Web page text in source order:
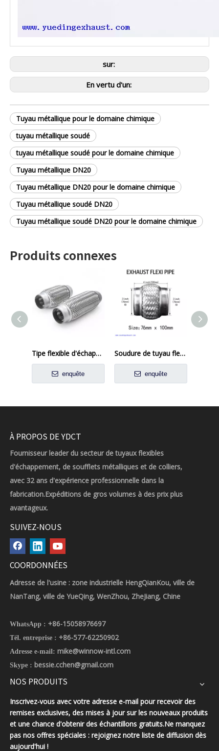
sur:
En vertu d'un:
Tuyau métallique pour le domaine chimique
tuyau métallique soudé
tuyau métallique soudé pour le domaine chimique
Tuyau métallique DN20
Tuyau métallique DN20 pour le domaine chimique
Tuyau métallique soudé DN20
Tuyau métallique soudé DN20 pour le domaine chimique
Produits connexes
Tipe flexible d'échappement à tresse intérieure pour les applications automobiles
enquête
Soudure de tuyau flexi d'échappement sur la réparation du tube flexible du joint flexible 76 mm x 100 mm
enquête
À PROPOS DE YDCT
Fournisseur leader du secteur de tuyaux flexibles
d'échappement, de soufflets métalliques et de colliers,
avec 32 ans d'expérience professionnelle dans la
fabrication.Expéditions de gros volumes à des prix plus
avantageux.
SUIVEZ-NOUS
COORDONNÉES
Adresse de l'usine : zone industrielle HengQianKou, ville de
NanTang, ville de YueQing, WenZhou, ZheJiang, Chine
WhatsApp : +86-15058976697
Tél. entreprise : +86-577-62250902
Adresse e-mail: mike@winnow-intl.com
Skype : bessie.cchen@gmail.com
NOS PRODUITS
Inscrivez-vous avec votre adresse e-mail pour recevoir des
remises exclusives, des mises à jour sur les nouveaux produits
et une chance d'obtenir des échantillons gratuits.Ne manquez
pas nos offres spéciales : rejoignez notre liste de diffusion dès
aujourd'hui !